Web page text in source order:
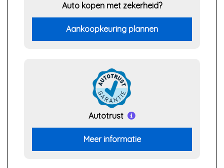
Auto kopen met zekerheid?
Aankoopkeuring plannen
Autotrust
Meer informatie